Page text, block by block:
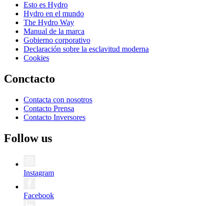
Esto es Hydro
Hydro en el mundo
The Hydro Way
Manual de la marca
Gobierno corporativo
Declaración sobre la esclavitud moderna
Cookies
Conctacto
Contacta con nosotros
Contacto Prensa
Contacto Inversores
Follow us
Instagram
Facebook